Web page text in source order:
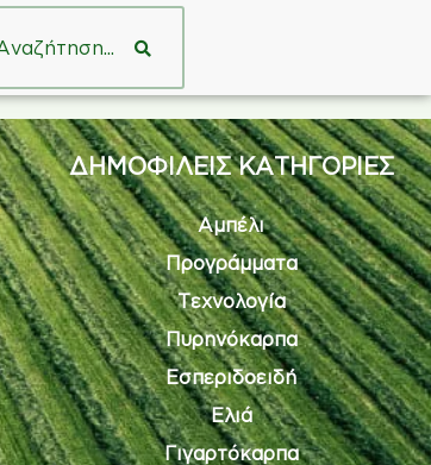
ΔΗΜΟΦΙΛΕΙΣ ΚΑΤΗΓΟΡΙΕΣ
Αμπέλι
Προγράμματα
Τεχνολογία
Πυρηνόκαρπα
Εσπεριδοειδή
Ελιά
Γιγαρτόκαρπα